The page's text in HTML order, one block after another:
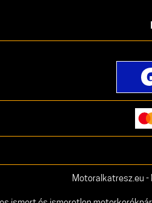
Motoralkatresz.eu -